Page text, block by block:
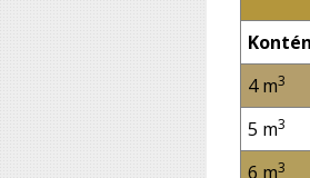
4 m3
5 m3
6 m3